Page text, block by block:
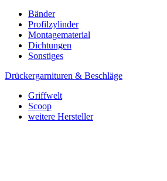
Bänder
Profilzylinder
Montagematerial
Dichtungen
Sonstiges
Drückergarnituren & Beschläge
Griffwelt
Scoop
weitere Hersteller